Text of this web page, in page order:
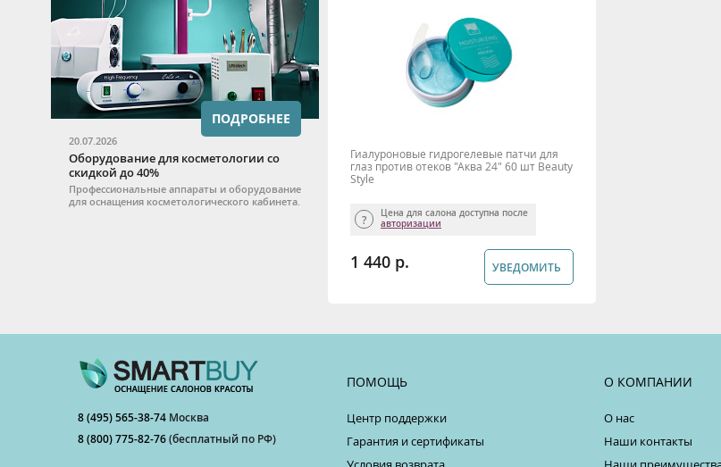
20.07.2026
Оборудование для косметологии со
скидкой до 40%
Профессиональные аппараты и оборудование
для оснащения косметологического кабинета.
ПОДРОБНЕЕ
Гиалуроновые гидрогелевые патчи для
глаз против отеков "Аква 24" 60 шт Beauty
Style
Цена для салона доступна после
авторизации
1 440 р. УВЕДОМИТЬ
8 (495) 565-38-74 Москва
8 (800) 775-82-76(бесплатный по РФ)
ПОМОЩЬ
Центр поддержки
Гарантия и сертификаты
О КОМПАНИИ
О нас
Наши контакты